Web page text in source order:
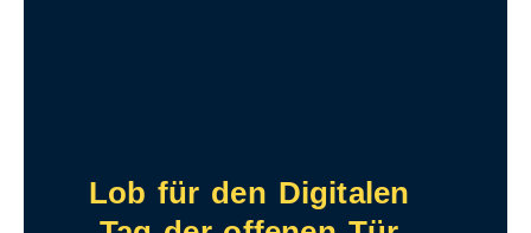
Lob für den Digitalen